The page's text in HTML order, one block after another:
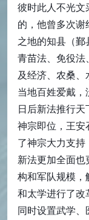
彼时此人不光文
的，他曾多次
之地的知县（鄞
青苗法、免役法
及经济、农桑
当地百姓爱戴
日后新法推行
神宗即位，王安
了神宗大力支
新法更加全面
构和军队规模，
和太学进行了改
同时设置武学、